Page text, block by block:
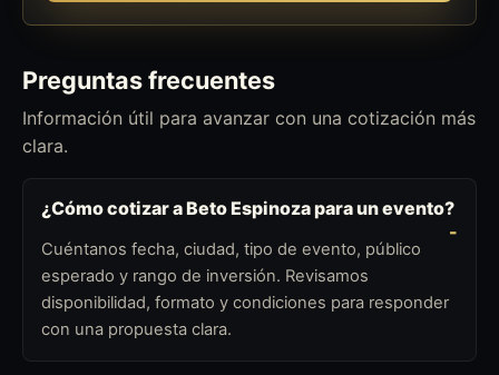
Preguntas frecuentes
Información útil para avanzar con una cotización más
clara.
¿Cómo cotizar a Beto Espinoza para un evento?
Cuéntanos fecha, ciudad, tipo de evento, público
esperado y rango de inversión. Revisamos
disponibilidad, formato y condiciones para responder
con una propuesta clara.